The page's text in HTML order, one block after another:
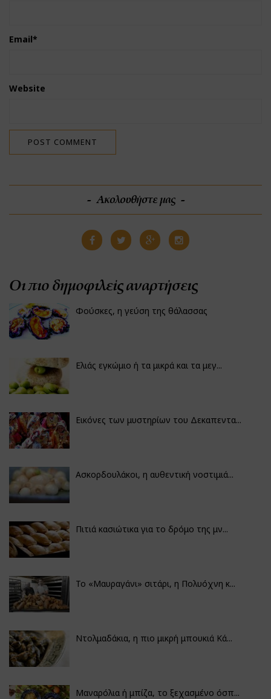
Email*
Website
Ακολουθήστε μας
Οι πιο δημοφιλείς αναρτήσεις
Φούσκες, η γεύση της θάλασσας
Ελιάς εγκώμιο ή τα μικρά και τα μεγ...
Εικόνες των μυστηρίων του Δεκαπεντα...
Ασκορδουλάκοι, η αυθεντική νοστιμιά...
Πιτιά κασιώτικα για το δρόμο της μν...
Το «Μαυραγάνι» σιτάρι, η Πολυόχνη κ...
Ντολμαδάκια, η πιο μικρή μπουκιά Κά...
Μαναρόλια ή μπίζα, το ξεχασμένο όσπ...